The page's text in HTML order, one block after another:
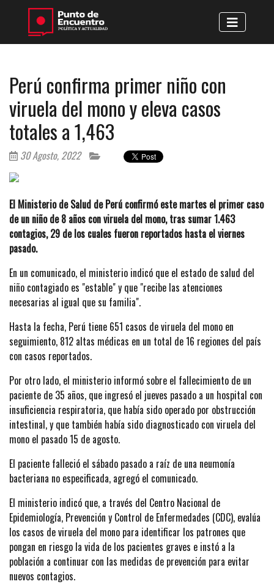
Perú confirma primer niño con
viruela del mono y eleva casos
totales a 1,463
30 Agosto, 2022
El Ministerio de Salud de Perú confirmó este martes el primer caso
de un niño de 8 años con viruela del mono, tras sumar 1.463
contagios, 29 de los cuales fueron reportados hasta el viernes
pasado.
En un comunicado, el ministerio indicó que el estado de salud del
niño contagiado es "estable" y que "recibe las atenciones
necesarias al igual que su familia".
Hasta la fecha, Perú tiene 651 casos de viruela del mono en
seguimiento, 812 altas médicas en un total de 16 regiones del país
con casos reportados.
Por otro lado, el ministerio informó sobre el fallecimiento de un
paciente de 35 años, que ingresó el jueves pasado a un hospital con
insuficiencia respiratoria, que había sido operado por obstrucción
intestinal, y que también había sido diagnosticado con viruela del
mono el pasado 15 de agosto.
El paciente falleció el sábado pasado a raíz de una neumonía
bacteriana no especificada, agregó el comunicado.
El ministerio indicó que, a través del Centro Nacional de
Epidemiología, Prevención y Control de Enfermedades (CDC), evalúa
los casos de viruela del mono para identificar los patrones que
pongan en riesgo la vida de los pacientes graves e instó a la
población a continuar con las medidas de prevención para evitar
nuevos contagios.